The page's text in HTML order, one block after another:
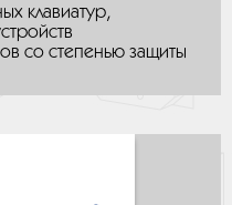
клавиатур,
со степенью защиты